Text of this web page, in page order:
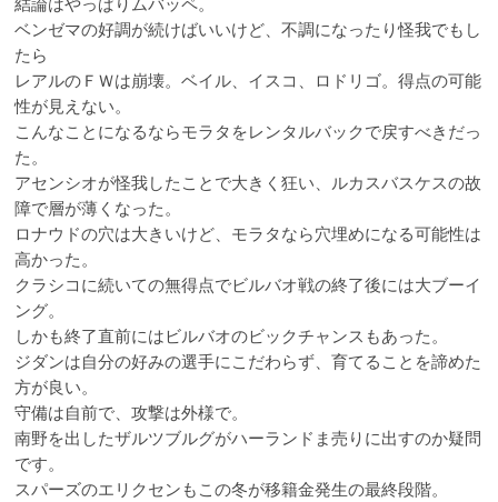
ベンゼマの好調が続けばいいけど、不調になったり怪我でもし
たら
レアルのＦＷは崩壊。ベイル、イスコ、ロドリゴ。得点の可能
性が見えない。
こんなことになるならモラタをレンタルバックで戻すべきだっ
た。
アセンシオが怪我したことで大きく狂い、ルカスバスケスの故
障で層が薄くなった。
ロナウドの穴は大きいけど、モラタなら穴埋めになる可能性は
高かった。
クラシコに続いての無得点でビルバオ戦の終了後には大ブーイ
ング。
しかも終了直前にはビルバオのビックチャンスもあった。
ジダンは自分の好みの選手にこだわらず、育てることを諦めた
方が良い。
守備は自前で、攻撃は外様で。
南野を出したザルツブルグがハーランドま売りに出すのか疑問
です。
スパーズのエリクセンもこの冬が移籍金発生の最終段階。